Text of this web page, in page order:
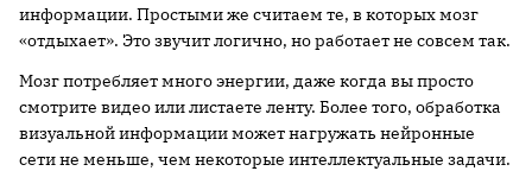
информации. Простыми же считаем те, в которых мозг
«отдыхает». Это звучит логично, но работает не совсем так.
Мозг потребляет много энергии, даже когда вы просто
смотрите видео или листаете ленту. Более того, обработка
визуальной информации может нагружать нейронные
сети не меньше, чем некоторые интеллектуальные задачи.